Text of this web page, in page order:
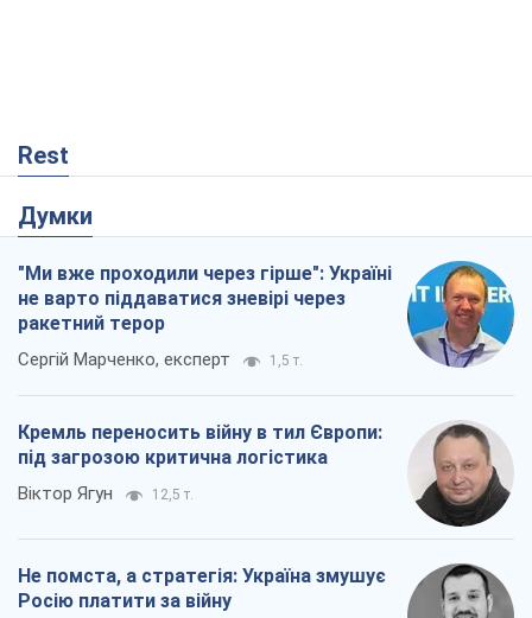
Rest
Думки
"Ми вже проходили через гірше": Україні
не варто піддаватися зневірі через
ракетний терор
Сергій Марченко, експерт 1,5 т.
Кремль переносить війну в тил Європи:
під загрозою критична логістика
Віктор Ягун 12,5 т.
Не помста, а стратегія: Україна змушує
Росію платити за війну